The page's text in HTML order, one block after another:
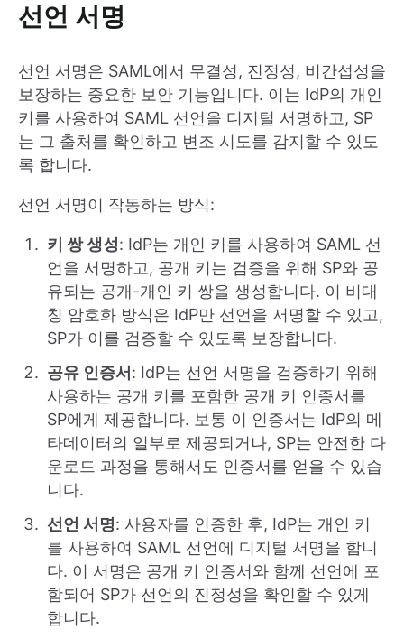
선언 서명
선언 서명은 SAML에서 무결성, 진정성, 비간섭성을
보장하는 중요한 보안 기능입니다. 이는 IdP의 개인
키를 사용하여 SAML 선언을 디지털 서명하고, SP
는 그 출처를 확인하고 변조 시도를 감지할 수 있도
록 합니다.
선언 서명이 작동하는 방식:
키 쌍 생성: IdP는 개인 키를 사용하여 SAML 선
언을 서명하고, 공개 키는 검증을 위해 SP와 공
유되는 공개-개인 키 쌍을 생성합니다. 이 비대
칭 암호화 방식은 IdP만 선언을 서명할 수 있고,
SP가 이를 검증할 수 있도록 보장합니다.
공유 인증서: IdP는 선언 서명을 검증하기 위해
사용하는 공개 키를 포함한 공개 키 인증서를
SP에게 제공합니다. 보통 이 인증서는 IdP의 메
타데이터의 일부로 제공되거나, SP는 안전한 다
운로드 과정을 통해서도 인증서를 얻을 수 있습
니다.
선언 서명: 사용자를 인증한 후, IdP는 개인 키
를 사용하여 SAML 선언에 디지털 서명을 합니
다. 이 서명은 공개 키 인증서와 함께 선언에 포
함되어 SP가 선언의 진정성을 확인할 수 있게
합니다.